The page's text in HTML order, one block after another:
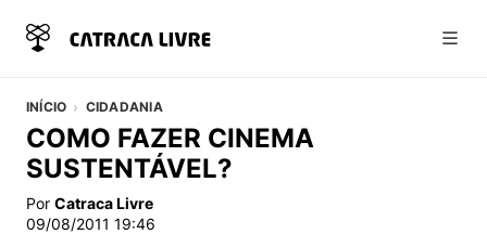
INÍCIO CIDADANIA
COMO FAZER CINEMA
SUSTENTÁVEL?
Por Catraca Livre
09/08/2011 19:46